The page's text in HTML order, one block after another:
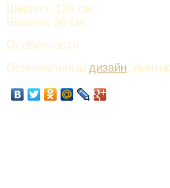
Ширина: 130 см.
Высота: 30 см.
Особенности.
Оригинальный дизайн,